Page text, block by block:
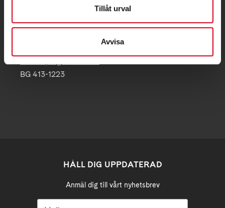
Tillåt urval
Avvisa
Gamla Övägen 23
BG 413-1223
HÅLL DIG UPPDATERAD
Anmäl dig till vårt nyhetsbrev